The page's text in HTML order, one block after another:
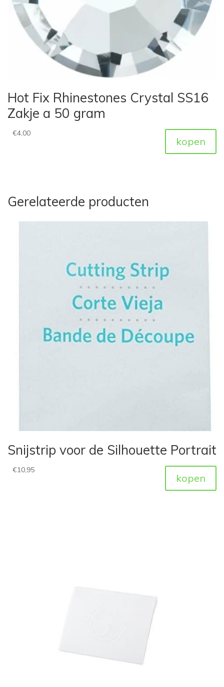
Hot Fix Rhinestones Crystal SS16
Zakje a 50 gram
€4,00
kopen
Gerelateerde producten
Snijstrip voor de Silhouette Portrait
€10,95
kopen